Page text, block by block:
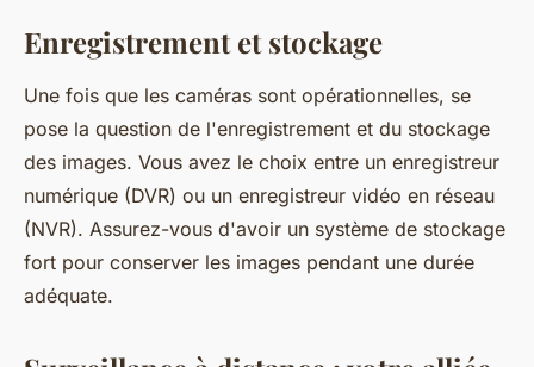
Enregistrement et stockage
Une fois que les caméras sont opérationnelles, se
pose la question de l'enregistrement et du stockage
des images. Vous avez le choix entre un enregistreur
numérique (DVR) ou un enregistreur vidéo en réseau
(NVR). Assurez-vous d'avoir un système de stockage
fort pour conserver les images pendant une durée
adéquate.